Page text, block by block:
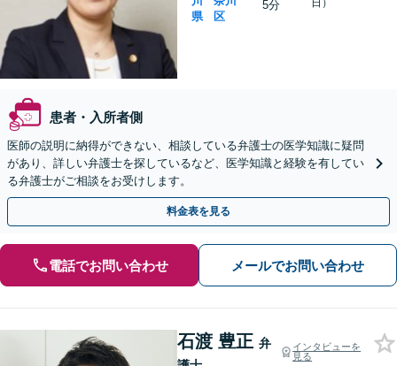
県
区
5分
日）
患者・入所者側
医師の説明に納得ができない、相談している弁護士の医学知識に疑問
があり、詳しい弁護士を探しているなど、医学知識と経験を有してい
る弁護士がご相談をお受けします。
料金表を見る
電話でお問い合わせ メールでお問い合わせ
石渡 豊正 弁
インタビューを
見る